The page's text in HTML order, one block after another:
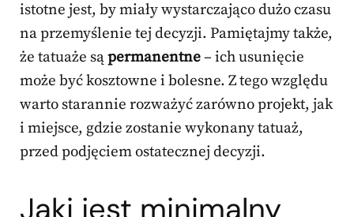
istotne jest, by miały wystarczająco dużo czasu
na przemyślenie tej decyzji. Pamiętajmy także,
że tatuaże sąpermanentne– ich usunięcie
może być kosztowne i bolesne. Z tego względu
warto starannie rozważyć zarówno projekt, jak
i miejsce, gdzie zostanie wykonany tatuaż,
przed podjęciem ostatecznej decyzji.